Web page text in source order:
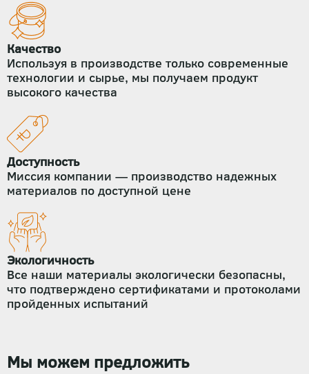
Качество
Используя в производстве только современные
технологии и сырье, мы получаем продукт
высокого качества
Доступность
Миссия компании — производство надежных
материалов по доступной цене
Экологичность
Все наши материалы экологически безопасны,
что подтверждено сертификатами и протоколами
пройденных испытаний
Мы можем предложить